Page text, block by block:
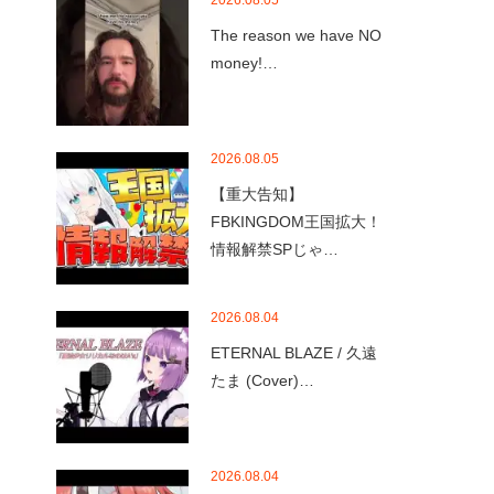
The reason we have NO
money!…
2026.08.05
【重大告知】
FBKINGDOM王国拡大！
情報解禁SPじゃ…
2026.08.04
ETERNAL BLAZE / 久遠
たま (Cover)…
2026.08.04